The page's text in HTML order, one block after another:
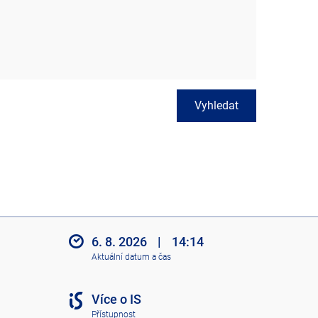
Vyhledat
6. 8. 2026 | 14:14
Aktuální datum a čas
Více o IS
Přístupnost